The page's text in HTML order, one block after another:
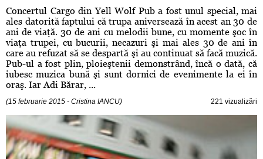
Concertul Cargo din Yell Wolf Pub a fost unul special, mai
ales datorită faptului că trupa aniversează în acest an 30 de
ani de viaţă. 30 de ani cu melodii bune, cu momente şoc în
viaţa trupei, cu bucurii, necazuri şi mai ales 30 de ani în
care au refuzat să se despartă şi au continuat să facă muzică.
Pub-ul a fost plin, ploieştenii demonstrând, încă o dată, că
iubesc muzica bună şi sunt dornici de evenimente la ei în
oraş. Iar Adi Bărar, ...
(15 februarie 2015 - Cristina IANCU) 221 vizualizări